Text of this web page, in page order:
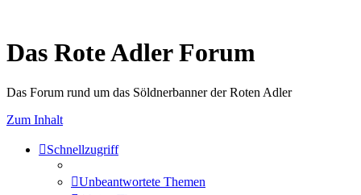
Das Rote Adler Forum
Das Forum rund um das Söldnerbanner der Roten Adler
Zum Inhalt
Schnellzugriff
Unbeantwortete Themen